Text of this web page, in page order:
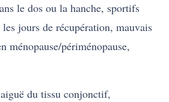
le dos ou la hanche, sportifs
jours de récupération, mauvais
ménopause/périménopause,
du tissu conjonctif,